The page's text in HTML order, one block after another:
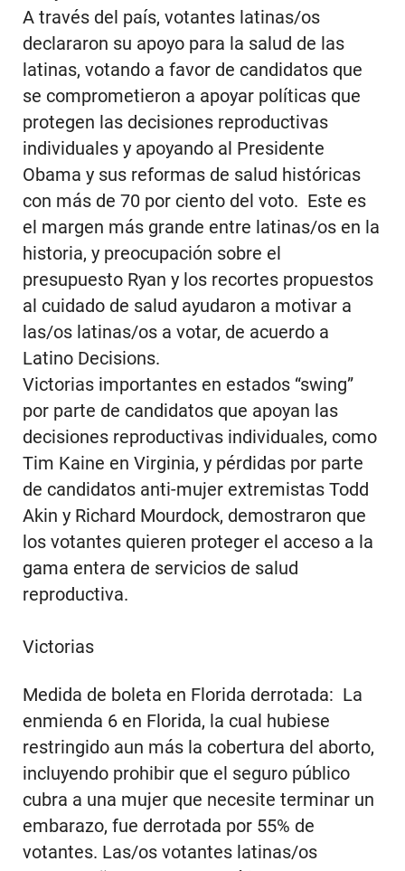
A través del país, votantes latinas/os
declararon su apoyo para la salud de las
latinas, votando a favor de candidatos que
se comprometieron a apoyar políticas que
protegen las decisiones reproductivas
individuales y apoyando al Presidente
Obama y sus reformas de salud históricas
con más de 70 por ciento del voto. Este es
el margen más grande entre latinas/os en la
historia, y preocupación sobre el
presupuesto Ryan y los recortes propuestos
al cuidado de salud ayudaron a motivar a
las/os latinas/os a votar, de acuerdo a
Latino Decisions.
Victorias importantes en estados “swing”
por parte de candidatos que apoyan las
decisiones reproductivas individuales, como
Tim Kaine en Virginia, y pérdidas por parte
de candidatos anti-mujer extremistas Todd
Akin y Richard Mourdock, demostraron que
los votantes quieren proteger el acceso a la
gama entera de servicios de salud
reproductiva.
Victorias
Medida de boleta en Florida derrotada: La
enmienda 6 en Florida, la cual hubiese
restringido aun más la cobertura del aborto,
incluyendo prohibir que el seguro público
cubra a una mujer que necesite terminar un
embarazo, fue derrotada por 55% de
votantes. Las/os votantes latinas/os